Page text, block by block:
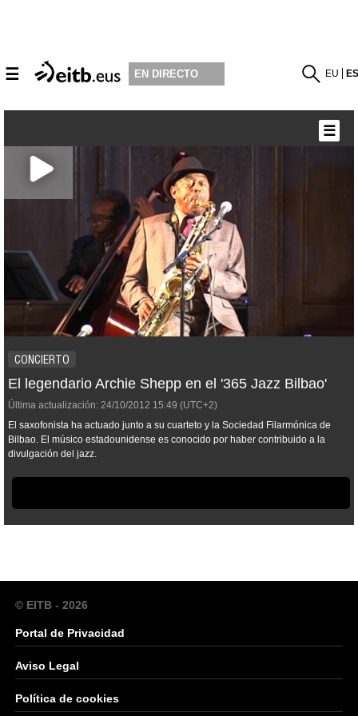
☰ EN DIRECTO EU
CONCIERTO
El legendario Archie Shepp en el '365 Jazz Bilbao'
Última actualización: 24/10/2012 15:49 (UTC+2)
El saxofonista ha actuado junto a su cuarteto y la Sociedad Filarmónica de
Bilbao. El músico estadounidense es conocido por haber contribuido a la
divulgación del jazz.
☰
© EITB - 2026
Portal de Privacidad
Aviso Legal
Política de cookies